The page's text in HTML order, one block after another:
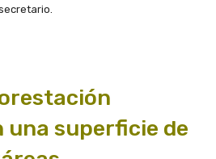
una superficie de